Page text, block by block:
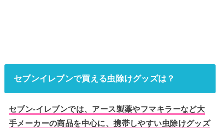
セブンイレブンで買える虫除けグッズは？
セブン-イレブンでは、アース製薬やフマキラーなど大
手メーカーの商品を中心に、携帯しやすい虫除けグッズ